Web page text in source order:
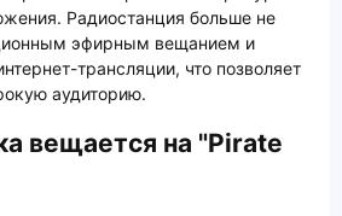
Радиостанция больше не
эфирным вещанием и
трансляции, что позволяет
аудиторию.
вещается на "Pirate